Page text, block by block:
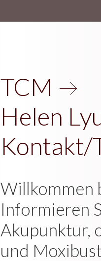
TCM
Helen
Kontakt/
Willkommen
Informieren
Akupunktur,
und